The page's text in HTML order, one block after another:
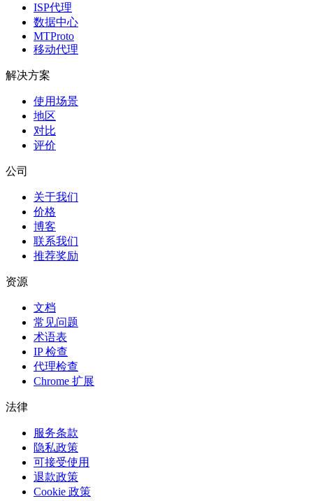
ISP代理
数据中心
MTProto
移动代理
解决方案
使用场景
地区
对比
评价
公司
关于我们
价格
博客
联系我们
推荐奖励
资源
文档
常见问题
术语表
IP 检查
代理检查
Chrome 扩展
法律
服务条款
隐私政策
可接受使用
退款政策
Cookie 政策